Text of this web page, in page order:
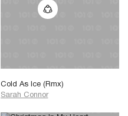
Cold As Ice (Rmx)
Sarah Connor